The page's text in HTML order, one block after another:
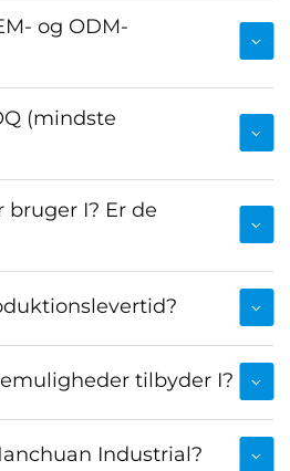
og ODM-
(mindste
bruger I? Er de
tilbyder I?
Industrial?